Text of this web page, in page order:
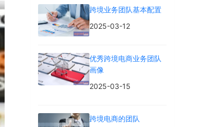
跨境业务团队基本配置
2025-03-12
优秀跨境电商业务团队
画像
2025-03-15
跨境电商的团队